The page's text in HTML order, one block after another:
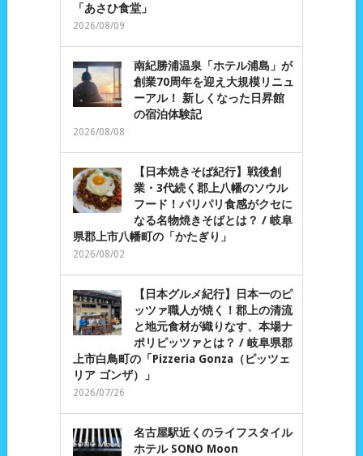
「あさひ食堂」
2026/08/09
南紀勝浦温泉「ホテル浦島」が
創業70周年を迎え大規模リニュ
ーアル！ 新しくなった日昇館
の宿泊体験記
2026/08/08
【日本焼きそば紀行】戦後創
業・3代続く郡上八幡のソウル
フード！パリパリ食感がクセに
なる名物焼きそばとは？ / 岐阜
県郡上市八幡町の「かたぎり」
2026/08/02
【日本グルメ紀行】日本一のピ
ッツァ職人が焼く！郡上の清流
と地元食材が織りなす、本場ナ
ポリピッツァとは？ / 岐阜県郡
上市白鳥町の「Pizzeria Gonza（ピッツェ
リア ゴンザ）」
2026/07/26
名古屋駅近くのライフスタイル
ホテル SONO Moon